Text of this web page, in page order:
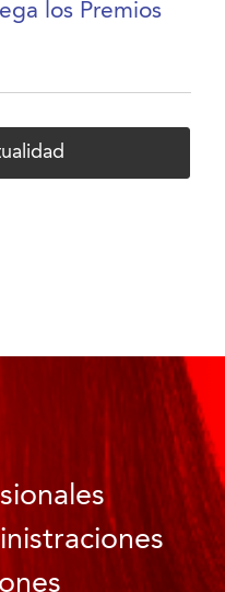
los Premios